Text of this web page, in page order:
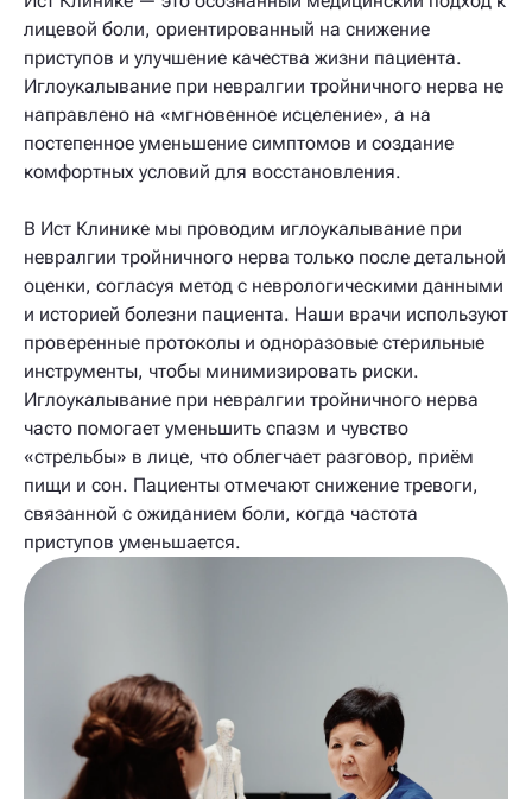
лицевой боли, ориентированный на снижение
приступов и улучшение качества жизни пациента.
Иглоукалывание при невралгии тройничного нерва не
направлено на «мгновенное исцеление», а на
постепенное уменьшение симптомов и создание
комфортных условий для восстановления.
В Ист Клинике мы проводим иглоукалывание при
невралгии тройничного нерва только после детальной
оценки, согласуя метод с неврологическими данными
и историей болезни пациента. Наши врачи используют
проверенные протоколы и одноразовые стерильные
инструменты, чтобы минимизировать риски.
Иглоукалывание при невралгии тройничного нерва
часто помогает уменьшить спазм и чувство
«стрельбы» в лице, что облегчает разговор, приём
пищи и сон. Пациенты отмечают снижение тревоги,
связанной с ожиданием боли, когда частота
приступов уменьшается.